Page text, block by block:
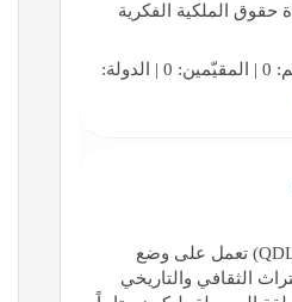
حقوق الملكية الفكرية
مكتبة قطر الرقمية (QDL) تعمل على وضع
الثقافي والتاريخي